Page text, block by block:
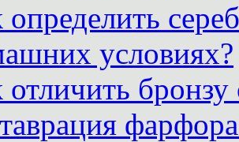
определить
условиях?
отличить